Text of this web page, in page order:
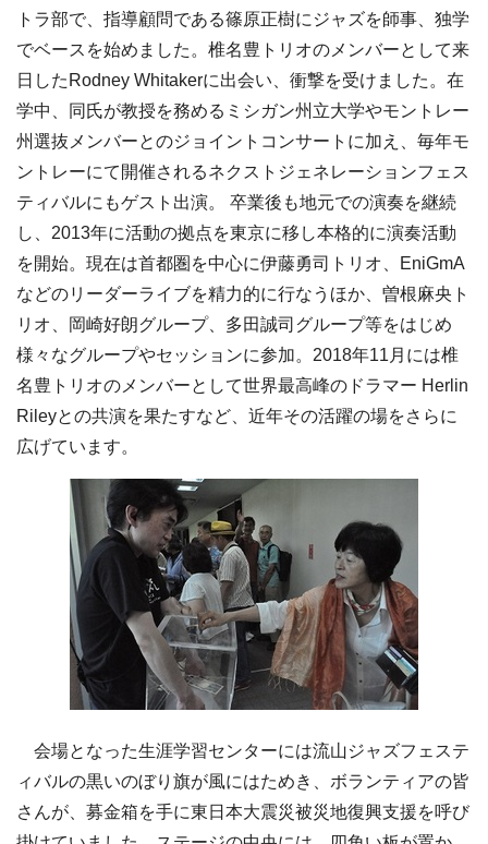
トラ部で、指導顧問である篠原正樹にジャズを師事、独学
でベースを始めました。椎名豊トリオのメンバーとして来
日したRodney Whitakerに出会い、衝撃を受けました。在
学中、同氏が教授を務めるミシガン州立大学やモントレー
州選抜メンバーとのジョイントコンサートに加え、毎年モ
ントレーにて開催されるネクストジェネレーションフェス
ティバルにもゲスト出演。 卒業後も地元での演奏を継続
し、2013年に活動の拠点を東京に移し本格的に演奏活動
を開始。現在は首都圏を中心に伊藤勇司トリオ、EniGmA
などのリーダーライブを精力的に行なうほか、曽根麻央ト
リオ、岡崎好朗グループ、多田誠司グループ等をはじめ
様々なグループやセッションに参加。2018年11月には椎
名豊トリオのメンバーとして世界最高峰のドラマー Herlin
Rileyとの共演を果たすなど、近年その活躍の場をさらに
広げています。
会場となった生涯学習センターには流山ジャズフェステ
ィバルの黒いのぼり旗が風にはためき、ボランティアの皆
さんが、募金箱を手に東日本大震災被災地復興支援を呼び